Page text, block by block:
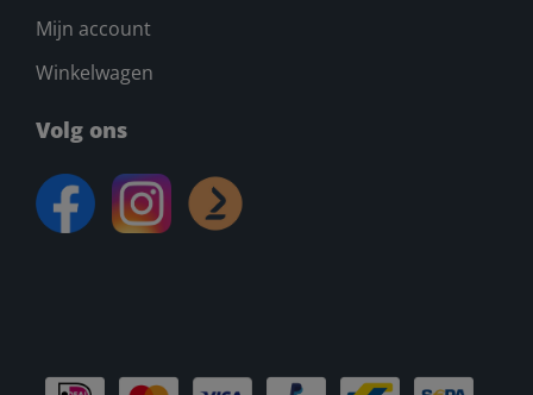
Mijn account
Winkelwagen
Volg ons